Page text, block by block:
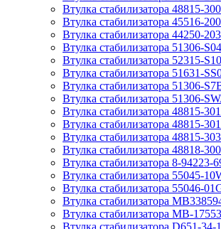
Втулка стабилизатора 48815-
Втулка стабилизатора 45516-
Втулка стабилизатора 44250-
Втулка стабилизатора 51306-
Втулка стабилизатора 52315-
Втулка стабилизатора 51631-
Втулка стабилизатора 51306-
Втулка стабилизатора 51306-
Втулка стабилизатора 48815-
Втулка стабилизатора 48815-
Втулка стабилизатора 48815-
Втулка стабилизатора 48818-
Втулка стабилизатора 8-94223-
Втулка стабилизатора 55045-
Втулка стабилизатора 55046-
Втулка стабилизатора
Втулка стабилизатора MB-
Втулка стабилизатора D651-34-